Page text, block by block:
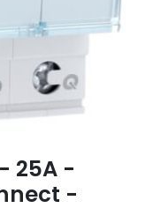
25A -
-